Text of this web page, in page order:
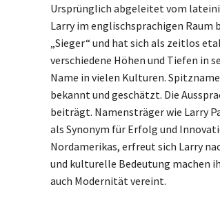
Ursprünglich abgeleitet vom
Larry im englischsprachigen
„Sieger“ und hat sich als zeitlos
verschiedene Höhen und Tiefen in
Name in vielen Kulturen.
bekannt und geschätzt. Die
beiträgt. Namensträger wie Larry
als Synonym für Erfolg und
Nordamerikas, erfreut sich Larry
und kulturelle Bedeutung machen
auch Modernität vereint.